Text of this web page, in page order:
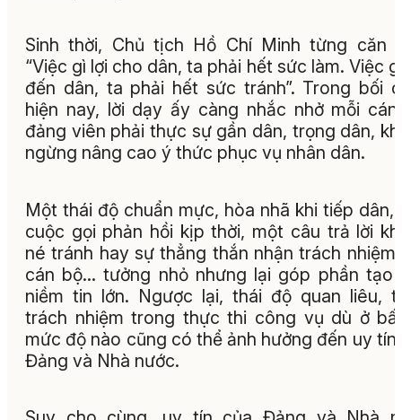
Sinh thời, Chủ tịch Hồ Chí Minh từng căn
“Việc gì lợi cho dân, ta phải hết sức làm. Việc
đến dân, ta phải hết sức tránh”. Trong bối
hiện nay, lời dạy ấy càng nhắc nhở mỗi
đảng viên phải thực sự gần dân, trọng dân,
ngừng nâng cao ý thức phục vụ nhân dân.
Một thái độ chuẩn mực, hòa nhã khi tiếp dân,
cuộc gọi phản hồi kịp thời, một câu trả lời
né tránh hay sự thẳng thắn nhận trách nhiệm
cán bộ… tưởng nhỏ nhưng lại góp phần tạo
niềm tin lớn. Ngược lại, thái độ quan liêu,
trách nhiệm trong thực thi công vụ dù ở
mức độ nào cũng có thể ảnh hưởng đến uy tín
Đảng và Nhà nước.